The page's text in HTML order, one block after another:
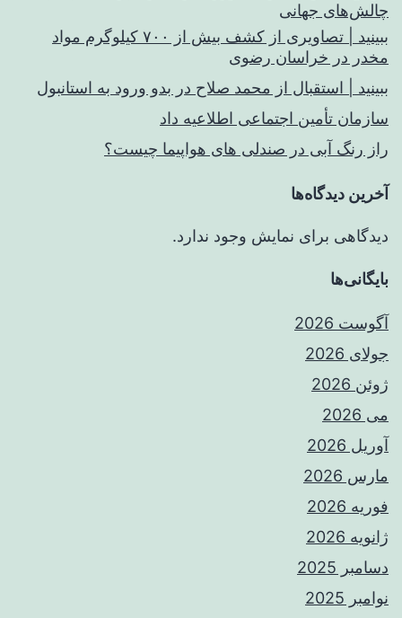
چالش‌های جهانی
ببینید | تصاویری از کشف بیش از ۷۰۰ کیلوگرم مواد
مخدر در خراسان رضوی
ببینید | استقبال از محمد صلاح در بدو ورود به استانبول
سازمان تأمین اجتماعی اطلاعیه داد
راز رنگ آبی در صندلی های هواپیما چیست؟
آخرین دیدگاه‌ها
دیدگاهی برای نمایش وجود ندارد.
بایگانی‌ها
آگوست 2026
جولای 2026
ژوئن 2026
می 2026
آوریل 2026
مارس 2026
فوریه 2026
ژانویه 2026
دسامبر 2025
نوامبر 2025